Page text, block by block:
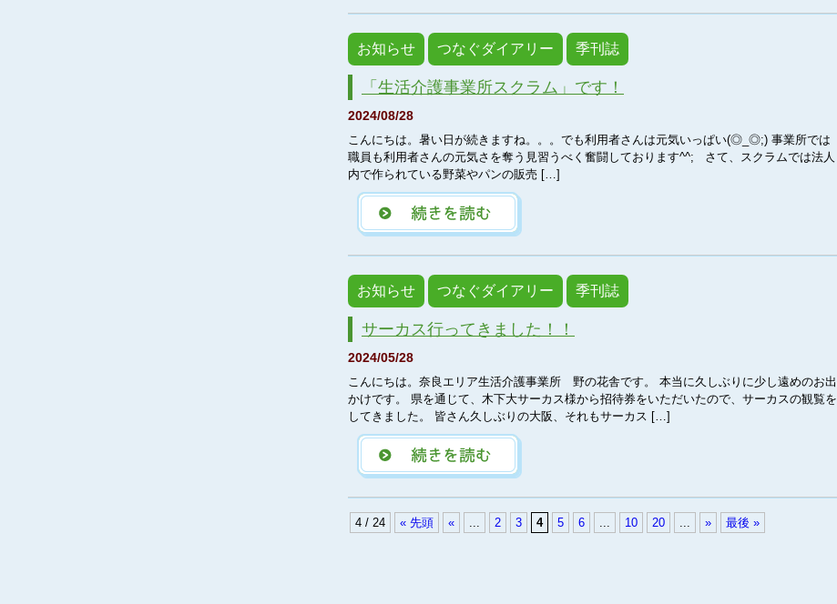
お知らせ つなぐダイアリー 季刊誌
「生活介護事業所スクラム」です！
2024/08/28
こんにちは。暑い日が続きますね。。。でも利用者さんは元気いっぱい(◎_◎;) 事業所では
職員も利用者さんの元気さを奪う見習うべく奮闘しております^^; さて、スクラムでは法人
内で作られている野菜やパンの販売 […]
お知らせ つなぐダイアリー 季刊誌
サーカス行ってきました！！
2024/05/28
こんにちは。奈良エリア生活介護事業所 野の花舎です。 本当に久しぶりに少し遠めのお出
かけです。 県を通じて、木下大サーカス様から招待券をいただいたので、サーカスの観覧を
してきました。 皆さん久しぶりの大阪、それもサーカス […]
4 / 24 « 先頭 « ... 2 3 4 5 6 ... 10 20 ... » 最後 »